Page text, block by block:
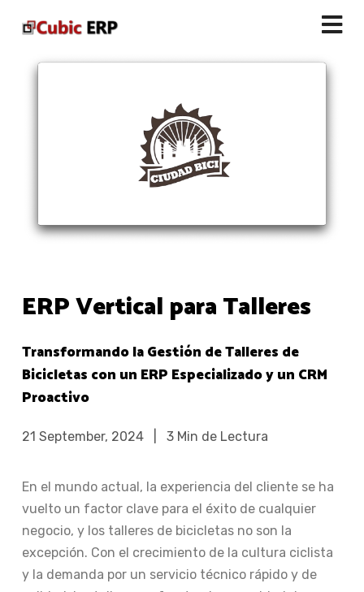
ERP Vertical para Talleres
Transformando la Gestión de Talleres de
Bicicletas con un ERP Especializado y un CRM
Proactivo
21 September, 2024 3 Min de Lectura
En el mundo actual, la experiencia del cliente se ha
vuelto un factor clave para el éxito de cualquier
negocio, y los talleres de bicicletas no son la
excepción. Con el crecimiento de la cultura ciclista
y la demanda por un servicio técnico rápido y de